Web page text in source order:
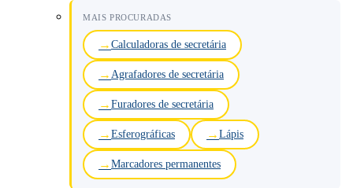
MAIS PROCURADAS
Calculadoras de secretária
Agrafadores de secretária
Furadores de secretária
Esferográficas Lápis
Marcadores permanentes